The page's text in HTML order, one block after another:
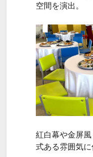
空間を演出。
紅白幕や金屏
式ある雰囲気に